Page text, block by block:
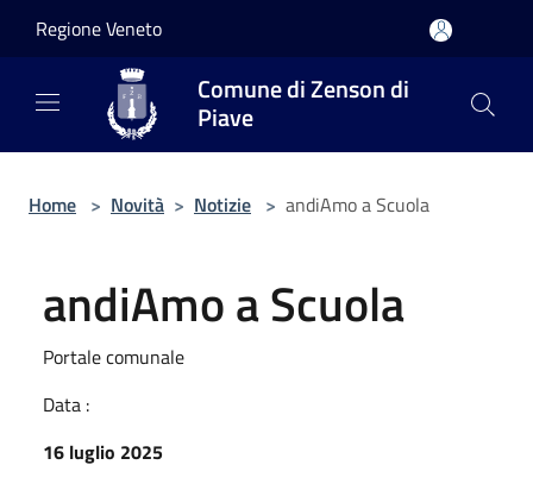
Regione Veneto
Comune di Zenson di
Piave
Home > Novità > Notizie > andiAmo a Scuola
andiAmo a Scuola
Portale comunale
Data :
16 luglio 2025